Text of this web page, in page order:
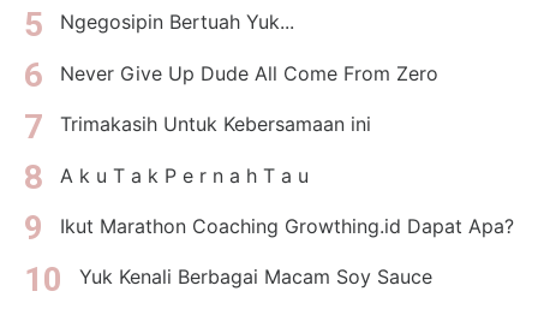
Ngegosipin Bertuah Yuk...
Never Give Up Dude All Come From Zero
Trimakasih Untuk Kebersamaan ini
A k u T a k P e r n a h T a u
Ikut Marathon Coaching Growthing.id Dapat Apa?
Yuk Kenali Berbagai Macam Soy Sauce